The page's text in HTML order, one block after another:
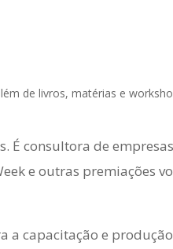
de livros, matérias e
É consultora de
e outras premiações
a capacitação e